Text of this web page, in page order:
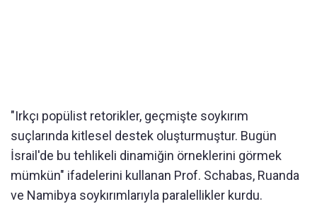
"Irkçı popülist retorikler, geçmişte soykırım
suçlarında kitlesel destek oluşturmuştur. Bugün
İsrail'de bu tehlikeli dinamiğin örneklerini görmek
mümkün" ifadelerini kullanan Prof. Schabas, Ruanda
ve Namibya soykırımlarıyla paralellikler kurdu.